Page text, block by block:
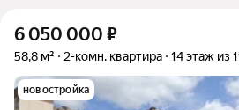
6 050 000 ₽
58,8 м² 2-комн. квартира 14 этаж из
новостройка